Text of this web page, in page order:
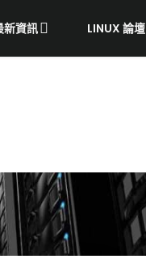
新資訊 LINUX 論壇